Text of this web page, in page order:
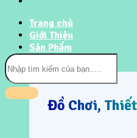
Trang chủ
Giới Thiệu
Sản Phẩm
Đồ Chơi,
Tìm
kiếm: